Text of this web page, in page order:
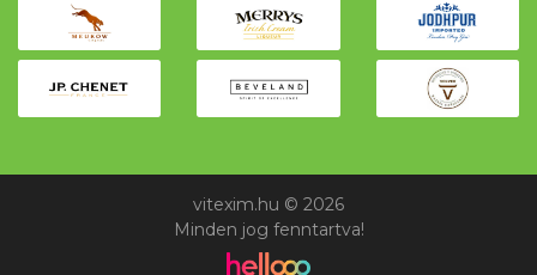
vitexim.hu © 2026
Minden jog fenntartva!